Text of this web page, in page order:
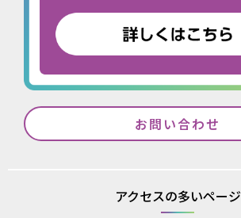
お問い合わせ
アクセスの多いページ